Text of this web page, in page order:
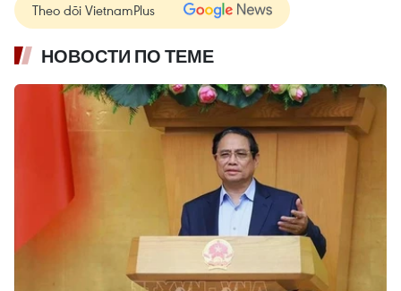
Theo dõi VietnamPlus
НОВОСТИ ПО ТЕМЕ